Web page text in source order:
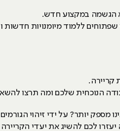
הגשמה במקצוע חדש.
ללמוד מיומנויות
קריירה.
הנוכחית שלכם ומה תרצו
יותר? על ידי זיהוי
לכם להשיג את יעדי